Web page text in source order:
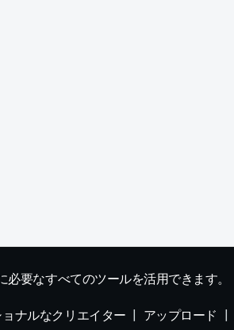
要なすべてのツールを活用できます。
ナルなクリエイター アップロード